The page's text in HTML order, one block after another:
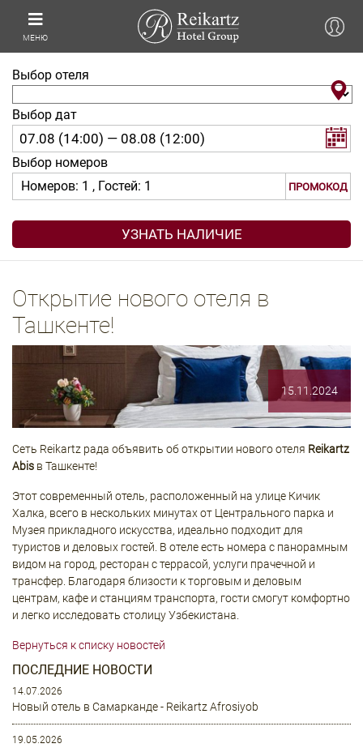
МЕНЮ
Выбор отеля
Выбор дат
Выбор номеров
Номеров: 1 , Гостей: 1 ПРОМОКОД
Открытие нового отеля в
Ташкенте!
15.11.2024
Сеть Reikartz рада объявить об открытии нового отеля Reikartz
Abis в Ташкенте!
Этот современный отель, расположенный на улице Кичик
Халка, всего в нескольких минутах от Центрального парка и
Музея прикладного искусства, идеально подходит для
туристов и деловых гостей. В отеле есть номера с панорамным
видом на город, ресторан с террасой, услуги прачечной и
трансфер. Благодаря близости к торговым и деловым
центрам, кафе и станциям транспорта, гости смогут комфортно
и легко исследовать столицу Узбекистана.
Вернуться к списку новостей
ПОСЛЕДНИЕ НОВОСТИ
14.07.2026
Новый отель в Самарканде - Reikartz Afrosiyob
19.05.2026